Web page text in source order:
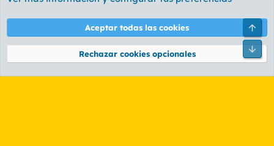
Cookies
PL OLDSTYLE AMARILLO
Términos y reglas Política de privacidad Ayuda
Community platform by XenForo® © 2010-2026 XenForo Ltd.
Aceptar todas las cookies
Rechazar cookies opcionales
Pie